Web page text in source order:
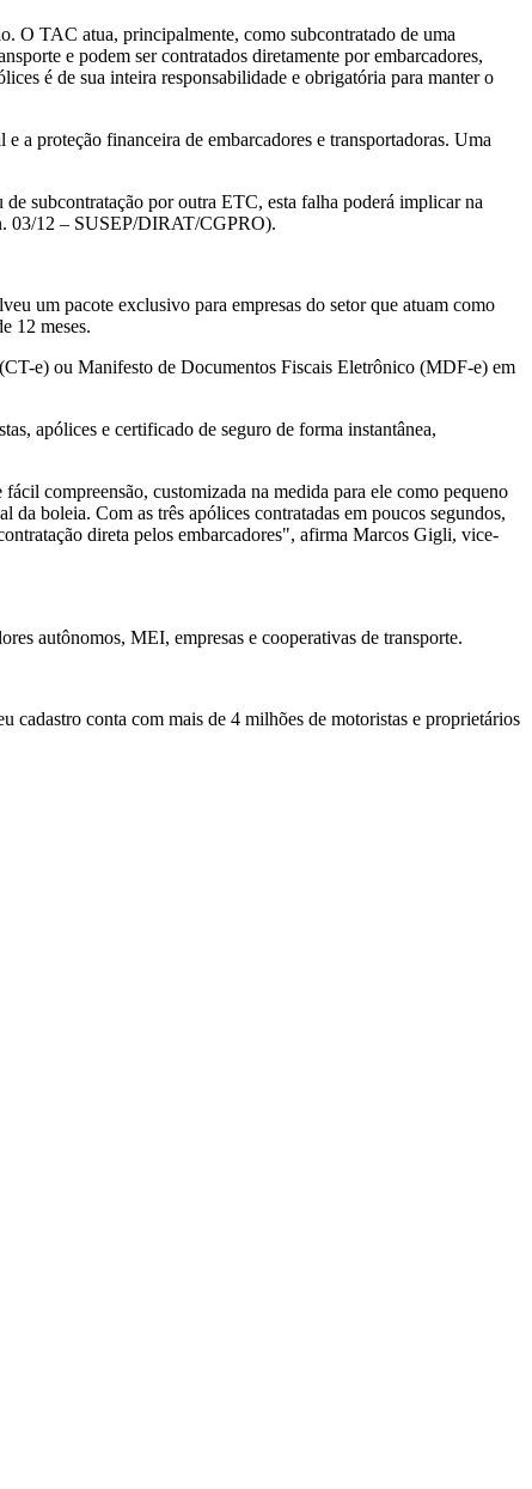
O TAC atua, principalmente, como subcontratado de uma
e podem ser contratados diretamente por embarcadores,
é de sua inteira responsabilidade e obrigatória para manter o
a proteção financeira de embarcadores e transportadoras. Uma
subcontratação por outra ETC, esta falha poderá implicar na
03/12 – SUSEP/DIRAT/CGPRO).
um pacote exclusivo para empresas do setor que atuam como
12 meses.
e) ou Manifesto de Documentos Fiscais Eletrônico (MDF-e) em
apólices e certificado de seguro de forma instantânea,
compreensão, customizada na medida para ele como pequeno
da boleia. Com as três apólices contratadas em poucos segundos,
direta pelos embarcadores", afirma Marcos Gigli, vice-
autônomos, MEI, empresas e cooperativas de transporte.
cadastro conta com mais de 4 milhões de motoristas e proprietários